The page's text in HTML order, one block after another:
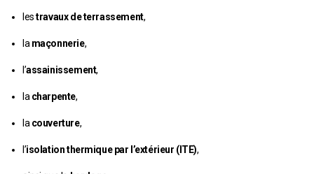
lestravaux de terrassement,
la maçonnerie,
l’assainissement,
la charpente,
la couverture,
l’isolation thermique par l’extérieur (ITE),